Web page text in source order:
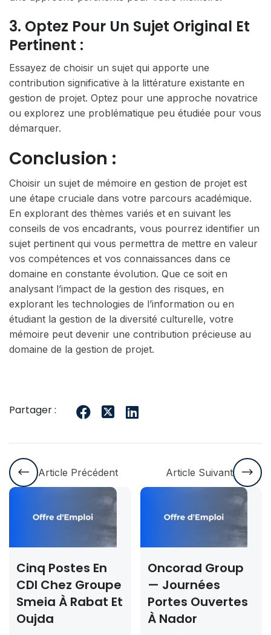
3. Optez Pour Un Sujet Original Et
Pertinent :
Essayez de choisir un sujet qui apporte une
contribution significative à la littérature existante en
gestion de projet. Optez pour une approche novatrice
ou explorez une problématique peu étudiée pour vous
démarquer.
Conclusion :
Choisir un sujet de mémoire en gestion de projet est
une étape cruciale dans votre parcours académique.
En explorant des thèmes variés et en suivant les
conseils de vos encadrants, vous pourrez identifier un
sujet pertinent qui vous permettra de mettre en valeur
vos compétences et vos connaissances dans ce
domaine en constante évolution. Que ce soit en
analysant l’impact de la gestion des risques, en
explorant les technologies de l’information ou en
étudiant la gestion de la diversité culturelle, votre
mémoire peut devenir une contribution précieuse au
domaine de la gestion de projet.
Partager :
Article Précédent Article Suivant
En
Groupe
Rabat Et
Oncorad Group
— Journées
Portes Ouvertes
2026-